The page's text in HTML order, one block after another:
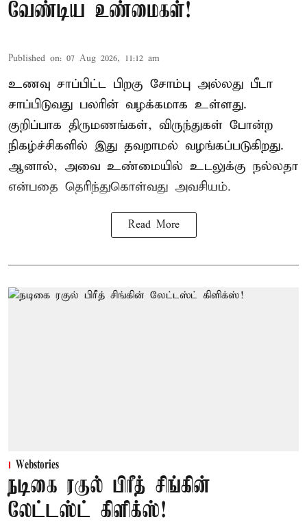
வேண்டிய உண்மைகள்!
Published on: 07 Aug 2026, 11:12 am
உணவு சாப்பிட்ட பிறகு சோம்பு அல்லது பீடா
சாப்பிடுவது பலரின் வழக்கமாக உள்ளது.
குறிப்பாக திருமணங்கள், விருந்துகள் போன்ற
நிகழ்ச்சிகளில் இது தவறாமல் வழங்கப்படுகிறது.
ஆனால், அவை உண்மையில் உடலுக்கு நல்லதா
என்பதை தெரிந்துகொள்வது அவசியம்.
Read More
Webstories
நடிகை ரகுல் பிரீத் சிங்கின்
லேட்டஸ்ட் கிளிக்ஸ்!